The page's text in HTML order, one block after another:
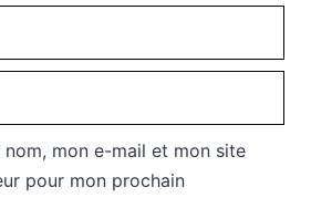
nom, mon e-mail et mon site
pour mon prochain